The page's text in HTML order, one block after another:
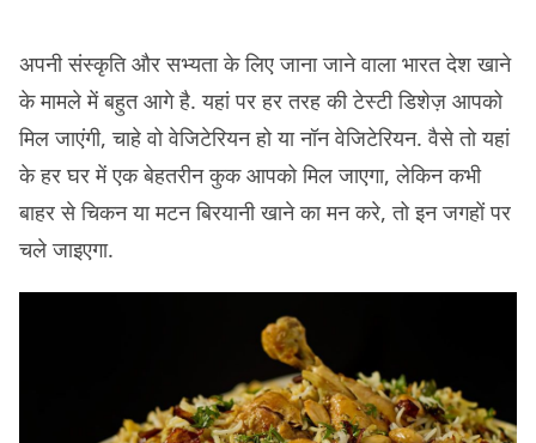
अपनी संस्कृति और सभ्यता के लिए जाना जाने वाला भारत देश खाने
के मामले में बहुत आगे है. यहां पर हर तरह की टेस्टी डिशेज़ आपको
मिल जाएंगी, चाहे वो वेजिटेरियन हो या नॉन वेजिटेरियन. वैसे तो यहां
के हर घर में एक बेहतरीन कुक आपको मिल जाएगा, लेकिन कभी
बाहर से चिकन या मटन बिरयानी खाने का मन करे, तो इन जगहों पर
चले जाइएगा.